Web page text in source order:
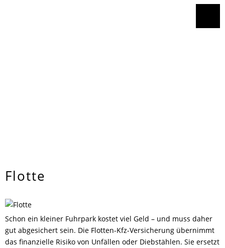
Flotte
Schon ein kleiner Fuhrpark kostet viel Geld – und muss daher
gut abgesichert sein. Die Flotten-Kfz-Versicherung übernimmt
das finanzielle Risiko von Unfällen oder Diebstählen. Sie ersetzt